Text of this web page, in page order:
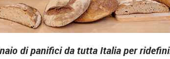
di panifici da tutta Italia per